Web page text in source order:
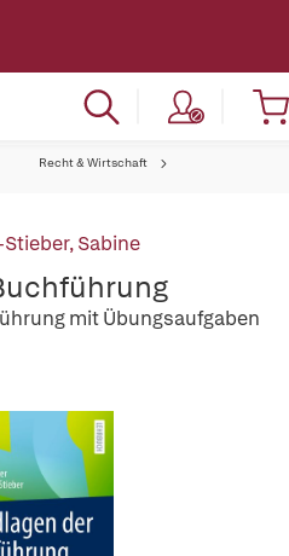
Recht & Wirtschaft
Sabine
mit Übungsaufgaben